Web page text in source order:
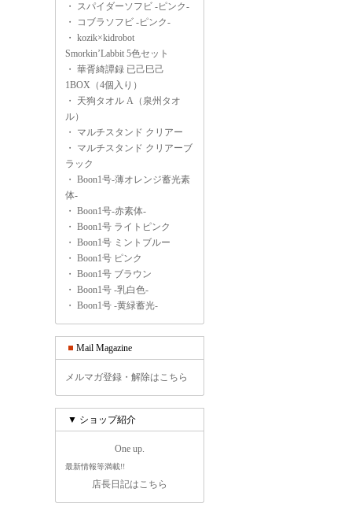
・ スパイダーソフビ -ピンク-
・
コブラソフビ -ピンク-
・ kozik×kidrobot
Smorkin’Labbit 5色セット
・ 華胥綺譚録 已己巳己
1BOX（4個入り）
・ 天狗タオル A（泉州タオ
ル）
・ マルチスタンド クリアー
・ マルチスタンド クリアーブ
ラック
・ Boon1号-薄オレンジ蓄光素
体-
・ Boon1号-赤素体-
・ Boon1号 ライトピンク
・ Boon1号 ミントブルー
・ Boon1号 ピンク
・ Boon1号 ブラウン
・ Boon1号 -乳白色-
・ Boon1号 -黄緑蓄光-
Mail Magazine
メルマガ登録・解除はこちら
▼ ショップ紹介
One up.
最新情報等満載!!
店長日記はこちら